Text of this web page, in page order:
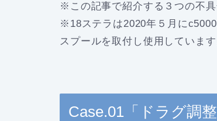
※この記事で紹介する３つの不
※18ステラは2020年５月に
スプールを取付し使用しています
Case.01「ドラグ調